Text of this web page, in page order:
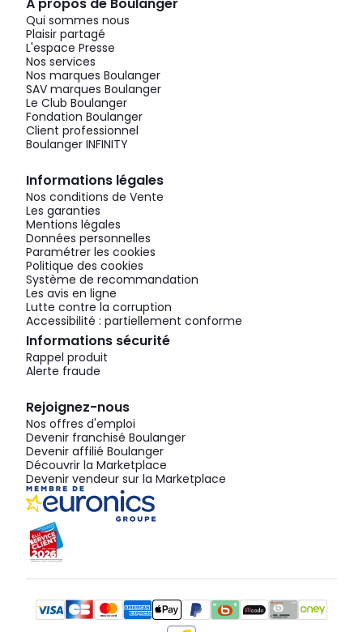
À propos de Boulanger
Qui sommes nous
Plaisir partagé
L'espace Presse
Nos services
Nos marques Boulanger
SAV marques Boulanger
Le Club Boulanger
Fondation Boulanger
Client professionnel
Boulanger INFINITY
Informations légales
Nos conditions de Vente
Les garanties
Mentions légales
Données personnelles
Paramétrer les cookies
Politique des cookies
Système de recommandation
Les avis en ligne
Lutte contre la corruption
Accessibilité : partiellement conforme
Informations sécurité
Rappel produit
Alerte fraude
Rejoignez-nous
Nos offres d'emploi
Devenir franchisé Boulanger
Devenir affilié Boulanger
Découvrir la Marketplace
Devenir vendeur sur la Marketplace